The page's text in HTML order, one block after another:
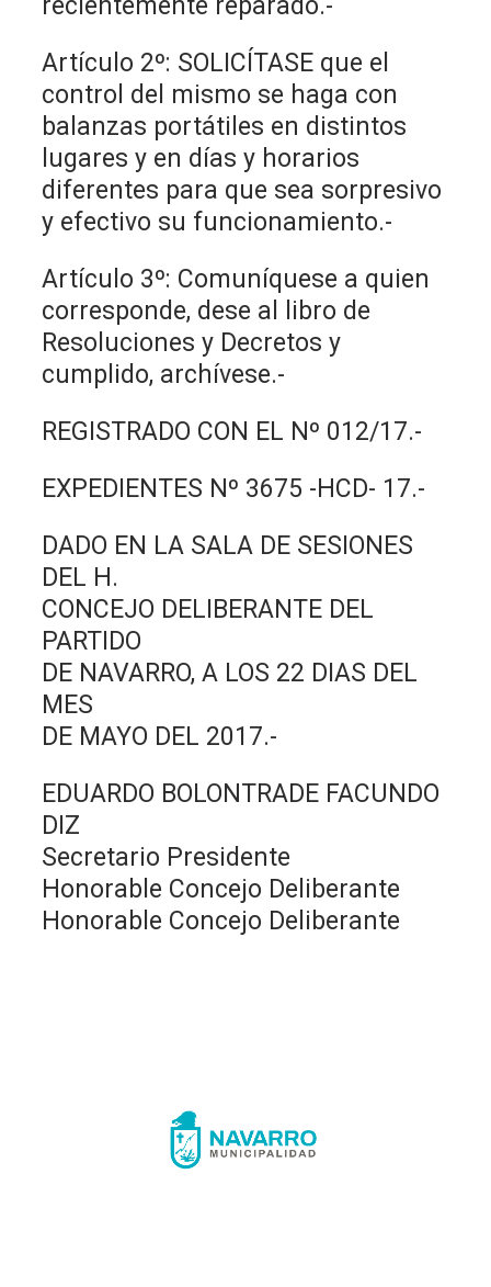
Artículo 2º: SOLICÍTASE que el
control del mismo se haga con
balanzas portátiles en distintos
lugares y en días y horarios
diferentes para que sea sorpresivo
y efectivo su funcionamiento.-
Artículo 3º: Comuníquese a quien
corresponde, dese al libro de
Resoluciones y Decretos y
cumplido, archívese.-
REGISTRADO CON EL Nº 012/17.-
EXPEDIENTES Nº 3675 -HCD- 17.-
DADO EN LA SALA DE SESIONES
DEL H.
CONCEJO DELIBERANTE DEL
PARTIDO
DE NAVARRO, A LOS 22 DIAS DEL
MES
DE MAYO DEL 2017.-
EDUARDO BOLONTRADE FACUNDO
DIZ
Secretario Presidente
Honorable Concejo Deliberante
Honorable Concejo Deliberante